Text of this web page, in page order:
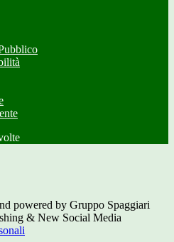
powered by Gruppo Spaggiari
& New Social Media